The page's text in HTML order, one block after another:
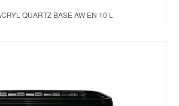
QUARTZ BASE AW EN 10 L